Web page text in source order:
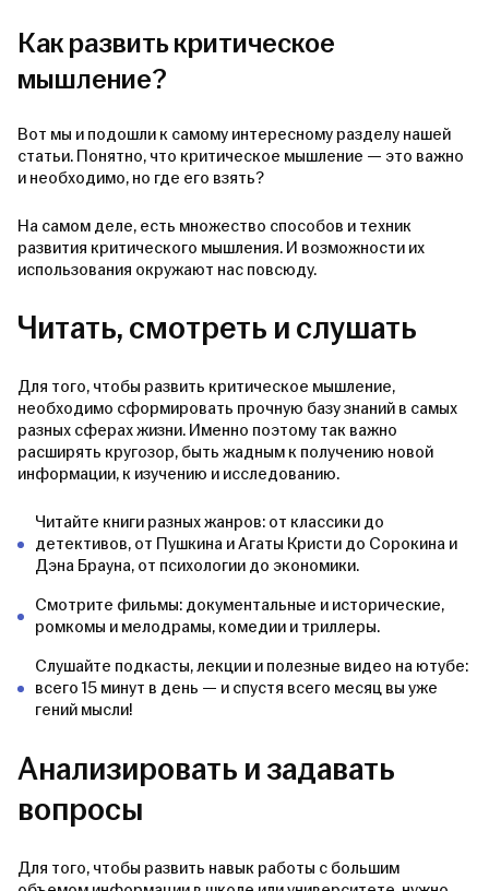
Как развить критическое
мышление?
Вот мы и подошли к самому интересному разделу нашей
статьи. Понятно, что критическое мышление — это важно
и необходимо, но где его взять?
На самом деле, есть множество способов и техник
развития критического мышления. И возможности их
использования окружают нас повсюду.
Читать, смотреть и слушать
Для того, чтобы развить критическое мышление,
необходимо сформировать прочную базу знаний в самых
разных сферах жизни. Именно поэтому так важно
расширять кругозор, быть жадным к получению новой
информации, к изучению и исследованию.
Читайте книги разных жанров: от классики до
детективов, от Пушкина и Агаты Кристи до Сорокина и
Дэна Брауна, от психологии до экономики.
Смотрите фильмы: документальные и исторические,
ромкомы и мелодрамы, комедии и триллеры.
Слушайте подкасты, лекции и полезные видео на ютубе:
всего 15 минут в день — и спустя всего месяц вы уже
гений мысли!
Анализировать и задавать
вопросы
Для того, чтобы развить навык работы с большим